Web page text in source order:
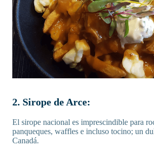
2. Sirope de Arce:
El sirope nacional es imprescindible para
panqueques, waffles e incluso tocino; un
Canadá.